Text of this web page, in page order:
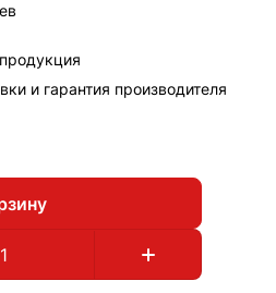
и гарантия производителя